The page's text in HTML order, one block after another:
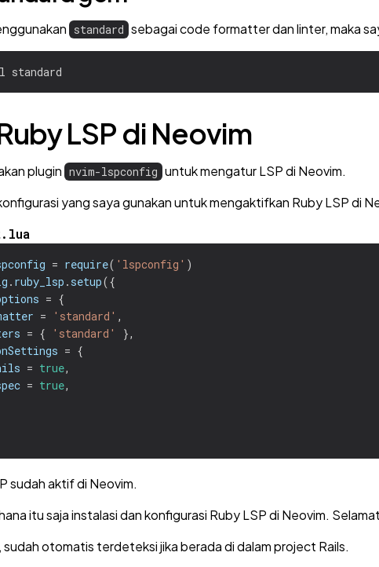
standard sebagai code formatter dan linter, maka
LSP di Neovim
plugin nvim-lspconfig untuk mengatur LSP di Neovim.
yang saya gunakan untuk mengaktifkan Ruby LSP di
= require( 'lspconfig' )
. ruby_lsp . setup({
= {
= 'standard' ,
= { 'standard'
},
= {
= true,
= true,
sudah aktif di Neovim.
itu saja instalasi dan konfigurasi Ruby LSP di Neovim.
sudah otomatis terdeteksi jika berada di dalam project Rails.